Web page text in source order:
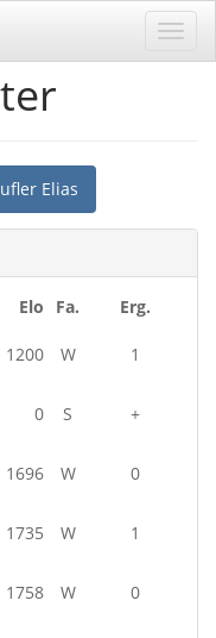
Elias
Elo Fa. Erg.
1200 W 1
0 S +
1696 W 0
1735 W 1
1758 W 0